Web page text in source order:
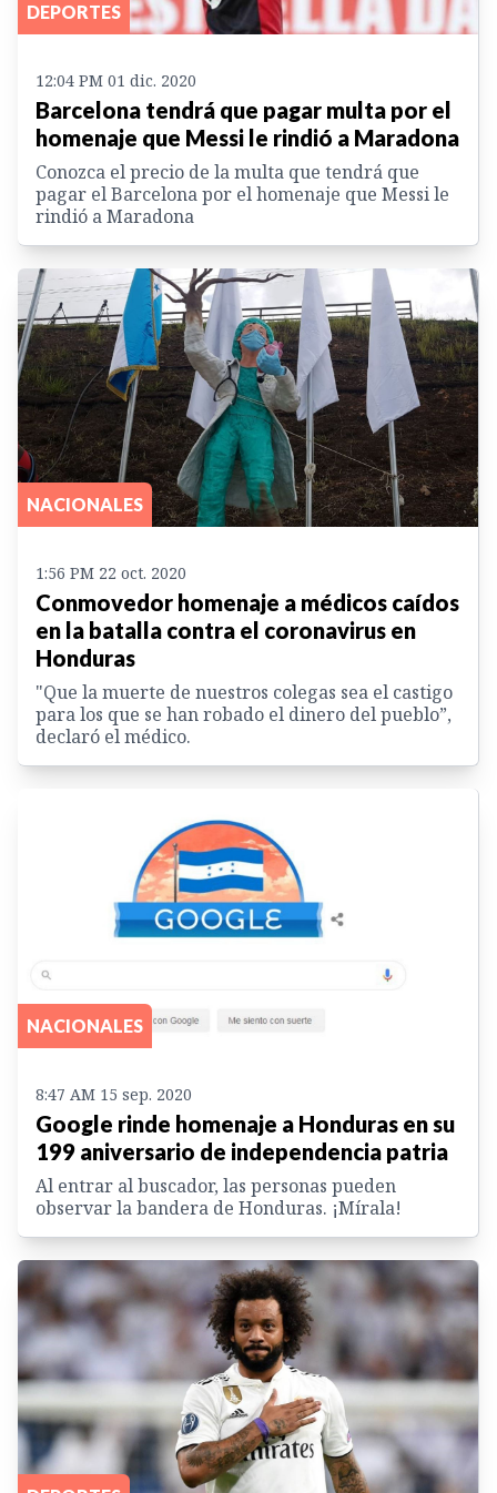
DEPORTES
12:04 PM 01 dic. 2020
Barcelona tendrá que pagar multa por el
homenaje que Messi le rindió a Maradona
Conozca el precio de la multa que tendrá que
pagar el Barcelona por el homenaje que Messi le
rindió a Maradona
NACIONALES
1:56 PM 22 oct. 2020
Conmovedor homenaje a médicos caídos
en la batalla contra el coronavirus en
Honduras
"Que la muerte de nuestros colegas sea el castigo
para los que se han robado el dinero del pueblo”,
declaró el médico.
NACIONALES
8:47 AM 15 sep. 2020
Google rinde homenaje a Honduras en su
199 aniversario de independencia patria
Al entrar al buscador, las personas pueden
observar la bandera de Honduras. ¡Mírala!